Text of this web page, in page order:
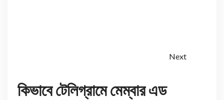
Next
কিভাবে টেলিগ্রামে মেম্বার এড